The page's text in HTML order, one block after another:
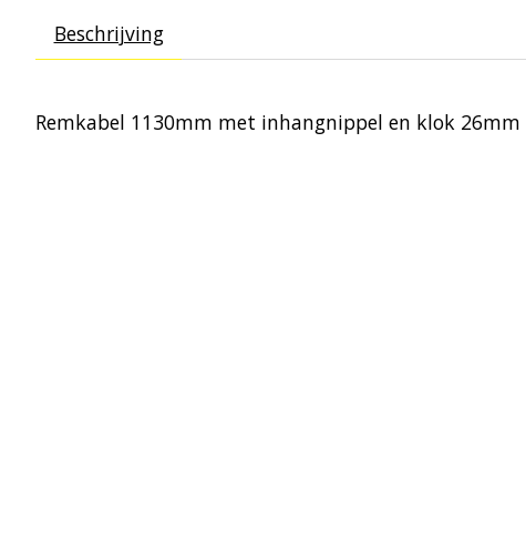
Beschrijving
Remkabel 1130mm met inhangnippel en klok 26mm